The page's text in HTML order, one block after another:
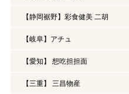
【静岡裾野】彩食健美 二胡
【岐阜】アチュ
【愛知】 想吃担担面
【三重】 三昌物産